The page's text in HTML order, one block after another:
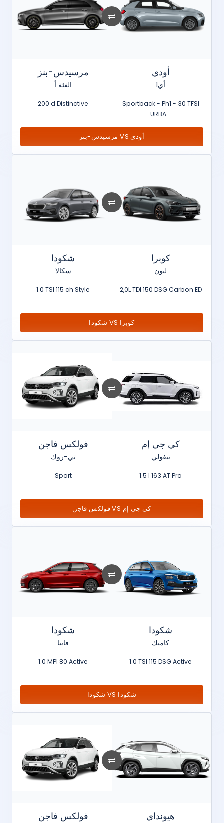
مرسيدس-بنز
الفئة أ
200 d Distinctive
أودي
أي1
Sportback - Ph1 - 30 TFSI
URBA...
مرسيدس-بنز VS أودي
شكودا
سكالا
1.0 TSI 115 ch Style
كوبرا
ليون
2,0L TDI 150 DSG Carbon ED
شكودا VS كوبرا
فولكس فاجن
تي-روك
Sport
كي جي إم
تيفولي
1.5 l 163 AT Pro
فولكس فاجن VS كي جي إم
شكودا
فابيا
1.0 MPI 80 Active
شكودا
كاميك
1.0 TSI 115 DSG Active
شكودا VS شكودا
فولكس فاجن هيونداي